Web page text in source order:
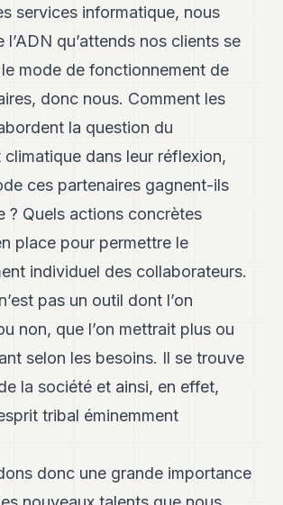
services informatique, nous
l’ADN qu’attends nos clients se
mode de fonctionnement de
donc nous. Comment les
la question du
climatique dans leur réflexion,
ces partenaires gagnent-ils
? Quels actions concrètes
place pour permettre le
individuel des collaborateurs.
pas un outil dont l’on
non, que l’on mettrait plus ou
selon les besoins. Il se trouve
la société et ainsi, en effet,
tribal éminemment
donc une grande importance